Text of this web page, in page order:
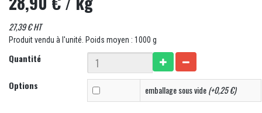
27,39 € HT
Produit vendu à l'unité. Poids moyen : 1000 g
Quantité
Options emballage sous vide(+0,25 €)